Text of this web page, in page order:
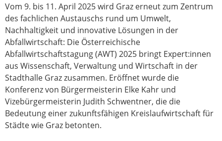
Vom 9. bis 11. April 2025 wird Graz erneut zum Zentrum
des fachlichen Austauschs rund um Umwelt,
Nachhaltigkeit und innovative Lösungen in der
Abfallwirtschaft: Die Österreichische
Abfallwirtschaftstagung (AWT) 2025 bringt Expert:innen
aus Wissenschaft, Verwaltung und Wirtschaft in der
Stadthalle Graz zusammen. Eröffnet wurde die
Konferenz von Bürgermeisterin Elke Kahr und
Vizebürgermeisterin Judith Schwentner, die die
Bedeutung einer zukunftsfähigen Kreislaufwirtschaft für
Städte wie Graz betonten.